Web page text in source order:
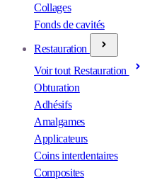
Collages
Fonds de cavités
Restauration
Voir tout Restauration
Obturation
Adhésifs
Amalgames
Applicateurs
Coins interdentaires
Composites